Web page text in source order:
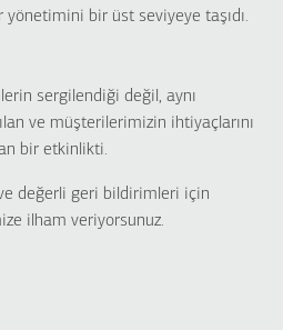
bir üst seviyeye taşıdı.
sergilendiği değil, aynı
ve müşterilerimizin ihtiyaçlarını
bir etkinlikti.
değerli geri bildirimleri için
ilham veriyorsunuz.